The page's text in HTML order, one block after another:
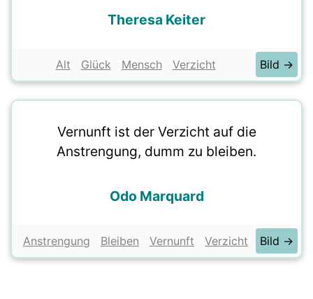
Theresa Keiter
Alt Glück Mensch Verzicht Bild →
Vernunft ist der Verzicht auf die
Anstrengung, dumm zu bleiben.
Odo Marquard
Anstrengung Bleiben Vernunft Verzicht Bild →